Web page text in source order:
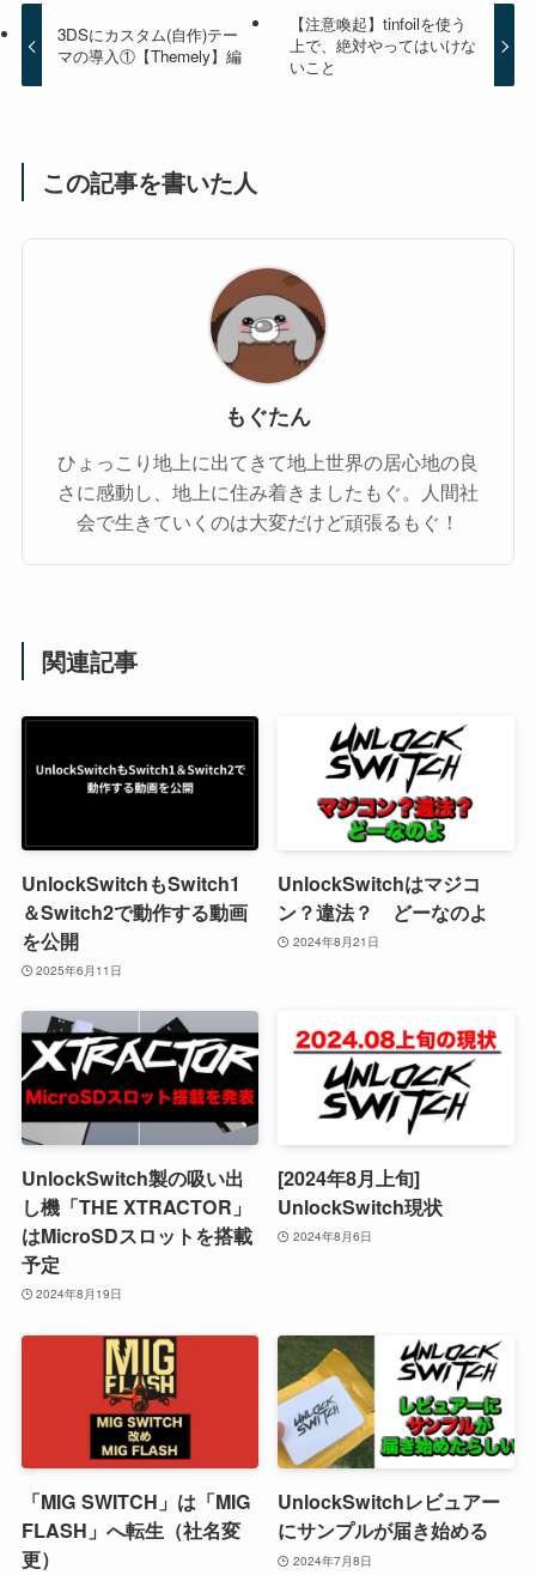
3DSにカスタム(自作)テー
マの導入①【Themely】編
【注意喚起】tinfoilを使う
上で、絶対やってはいけな
いこと
この記事を書いた人
もぐたん
ひょっこり地上に出てきて地上世界の居心地の良
さに感動し、地上に住み着きましたもぐ。人間社
会で生きていくのは大変だけど頑張るもぐ！
関連記事
UnlockSwitchもSwitch1
＆Switch2で動作する動画
を公開
2025年6月11日
UnlockSwitchはマジコ
ン？違法？ どーなのよ
2024年8月21日
UnlockSwitch製の吸い出
し機「THE XTRACTOR」
はMicroSDスロットを搭載
予定
2024年8月19日
[2024年8月上旬]
UnlockSwitch現状
2024年8月6日
「MIG SWITCH」は「MIG
FLASH」へ転生（社名変
更）
UnlockSwitchレビュアー
にサンプルが届き始める
2024年7月8日